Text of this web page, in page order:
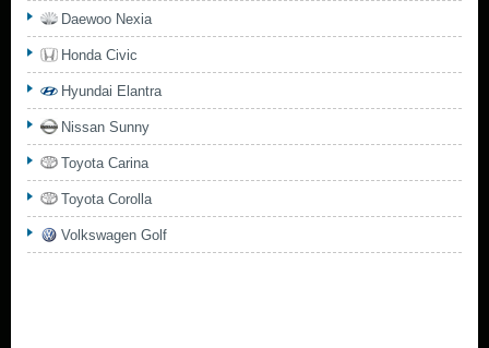
Daewoo Nexia
Honda Civic
Hyundai Elantra
Nissan Sunny
Toyota Carina
Toyota Corolla
Volkswagen Golf